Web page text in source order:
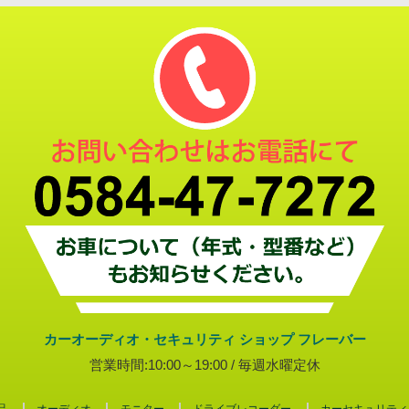
カーオーディオ・セキュリティ ショップ フレーバー
営業時間:10:00～19:00 / 毎週水曜定休